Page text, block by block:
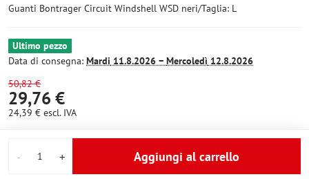
Guanti Bontrager Circuit Windshell WSD neri/Taglia: L
Ultimo pezzo
Data di consegna: Mardi 11.8.2026 − Mercoledì 12.8.2026
50,82 €
29,76 €
24,39 € escl. IVA
Aggiungi al carrello